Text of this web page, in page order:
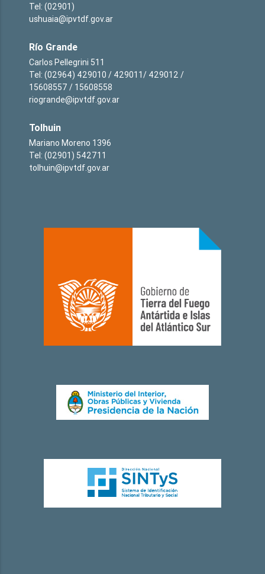
Tel: (02901)
ushuaia@ipvtdf.gov.ar
Río Grande
Carlos Pellegrini 511
Tel: (02964) 429010 / 429011/ 429012 /
15608557 / 15608558
riogrande@ipvtdf.gov.ar
Tolhuin
Mariano Moreno 1396
Tel: (02901) 542711
tolhuin@ipvtdf.gov.ar